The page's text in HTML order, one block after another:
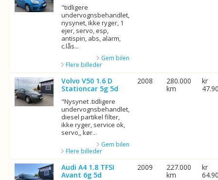
"tidligere
undervognsbehandlet,
nysynet, ikke ryger, 1
ejer, servo, esp,
antispin, abs, alarm,
c.lås...
Gem bilen
Flere billeder
Volvo V50 1.6 D
Stationcar 5g 5d
"Nysynet .tidligere
undervognsbehandlet,
diesel partikel filter,
ikke ryger, service ok,
servo,, kør...
Gem bilen
Flere billeder
2008
280.000
km
kr
Audi A4 1.8 TFSI
Avant 6g 5d
2009
227.000
km
kr